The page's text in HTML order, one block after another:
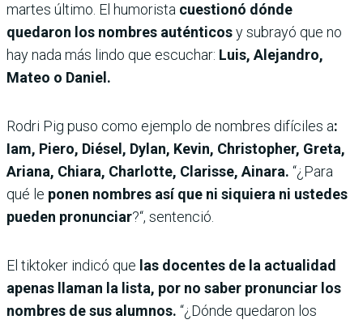
martes último. El humorista cuestionó dónde
quedaron los nombres auténticosy subrayó que no
hay nada más lindo que escuchar: Luis, Alejandro,
Mateo o Daniel.
Rodri Pig puso como ejemplo de nombres difíciles a:
Iam, Piero, Diésel, Dylan, Kevin, Christopher, Greta,
Ariana, Chiara, Charlotte, Clarisse, Ainara. “¿Para
qué le ponen nombres así que ni siquiera ni ustedes
pueden pronunciar?“, sentenció.
El tiktoker indicó que las docentes de la actualidad
apenas llaman la lista, por no saber pronunciar los
nombres de sus alumnos. “¿Dónde quedaron los